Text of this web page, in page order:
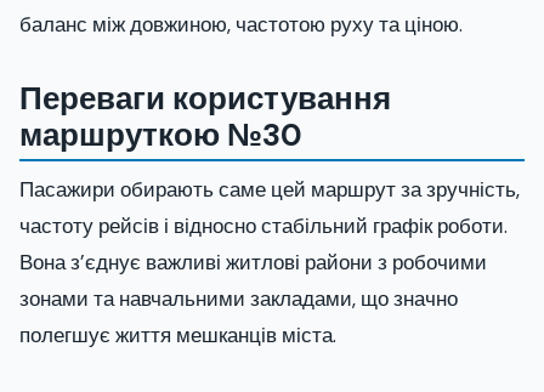
баланс між довжиною, частотою руху та ціною.
Переваги користування
маршруткою №30
Пасажири обирають саме цей маршрут за зручність,
частоту рейсів і відносно стабільний графік роботи.
Вона з’єднує важливі житлові райони з робочими
зонами та навчальними закладами, що значно
полегшує життя мешканців міста.